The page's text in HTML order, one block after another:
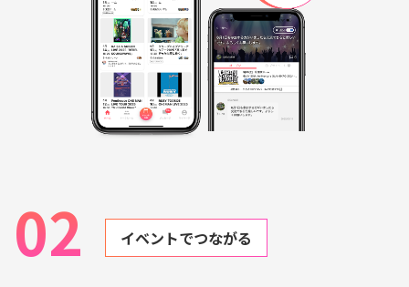
02 イベントでつながる